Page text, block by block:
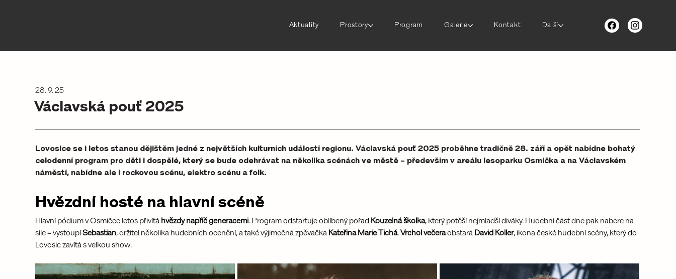
Aktuality Prostory Program Galerie Kontakt Další
28. 9. 25
Václavská pouť 2025
Lovosice se i letos stanou dějištěm jedné z největších kulturních událostí regionu. Václavská pouť 2025 proběhne tradičně 28. září a opět nabídne bohatý
celodenní program pro děti i dospělé, který se bude odehrávat na několika scénách ve městě – především v areálu lesoparku Osmička a na Václavském
náměstí, nabídne ale i rockovou scénu, elektro scénu a folk.
Hvězdní hosté na hlavní scéně
Hlavní pódium v Osmičce letos přivítá hvězdy napříč generacemi. Program odstartuje oblíbený pořad Kouzelná školka, který potěší nejmladší diváky. Hudební část dne pak nabere na
síle – vystoupí Sebastian, držitel několika hudebních ocenění, a také výjimečná zpěvačka Kateřina Marie Tichá. Vrchol večera obstará David Koller, ikona české hudební scény, který do
Lovosic zavítá s velkou show.